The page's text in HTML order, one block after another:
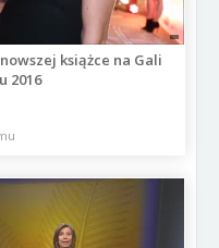
książce na Gali
2016